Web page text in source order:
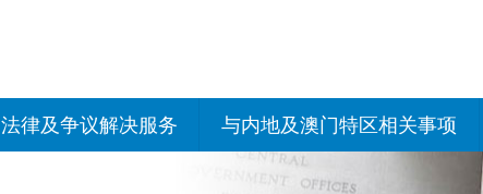
法律及争议解决服务 与内地及澳门特区相关事项
与内地有关的安排